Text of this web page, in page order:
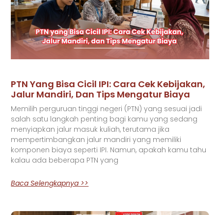
PTN Yang Bisa Cicil IPI: Cara Cek Kebijakan,
Jalur Mandiri, Dan Tips Mengatur Biaya
Memilih perguruan tinggi negeri (PTN) yang sesuai jadi
salah satu langkah penting bagi kamu yang sedang
menyiapkan jalur masuk kuliah, terutama jika
mempertimbangkan jalur mandiri yang memiliki
komponen biaya seperti IPI. Namun, apakah kamu tahu
kalau ada beberapa PTN yang
Baca Selengkapnya >>